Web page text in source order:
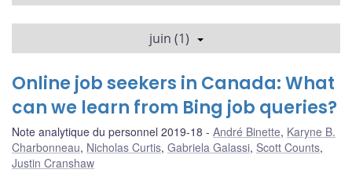
juin (1)
Online job seekers in Canada: What
can we learn from Bing job queries?
Note analytique du personnel 2019-18 André Binette, Karyne B.
Charbonneau, Nicholas Curtis, Gabriela Galassi, Scott Counts,
Justin Cranshaw